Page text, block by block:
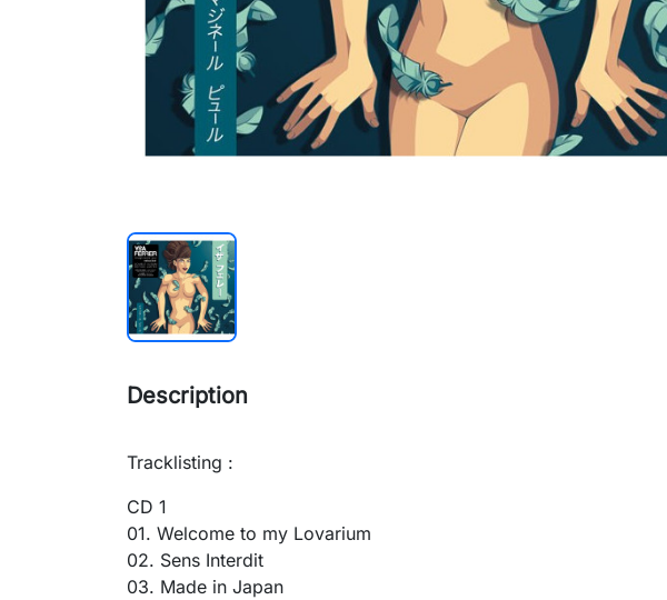
Description
Tracklisting :
CD 1
01. Welcome to my Lovarium
02. Sens Interdit
03. Made in Japan